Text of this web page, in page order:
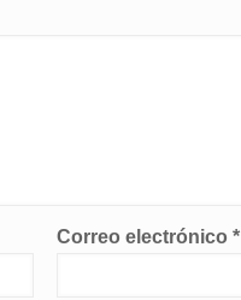
Correo electrónico*